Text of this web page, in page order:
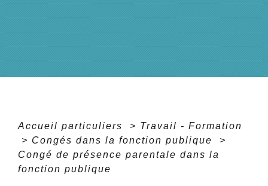
Accueil particuliers > Travail - Formation
> Congés dans la fonction publique
>
Congé de présence parentale dans la
fonction publique